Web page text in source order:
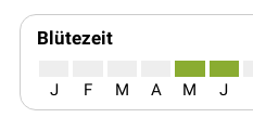
Blütezeit
J F M A M J